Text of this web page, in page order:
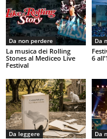
Da non perdere
La musica dei Rolling
Stones al Mediceo Live
Festival
Da
6
Da leggere Da